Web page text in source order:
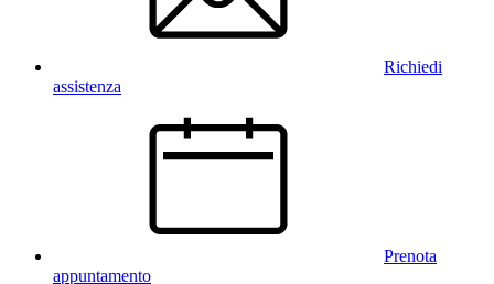
Richiedi
assistenza
Prenota
appuntamento